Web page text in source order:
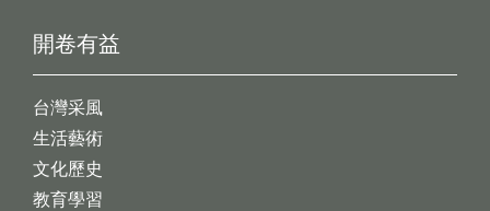
開卷有益
台灣采風
生活藝術
文化歷史
教育學習